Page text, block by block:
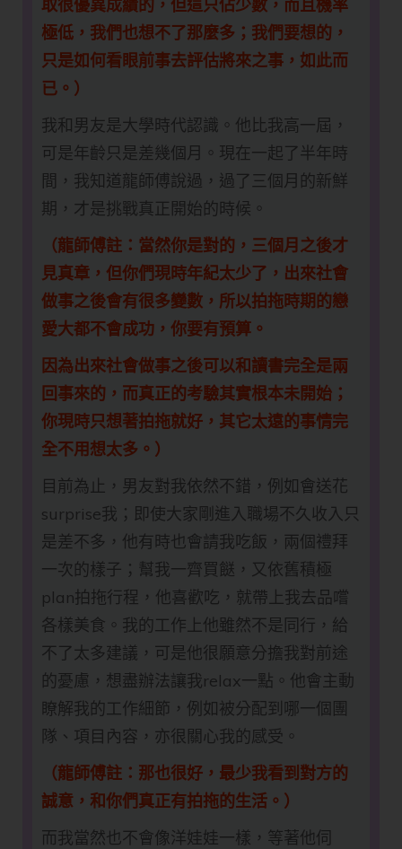
取很優異成績的，但這只佔少數，而且機率
極低，我們也想不了那麼多；我們要想的，
只是如何看眼前事去評估將來之事，如此而
已。）
我和男友是大學時代認識。他比我高一屆，
可是年齡只是差幾個月。現在一起了半年時
間，我知道龍師傅說過，過了三個月的新鮮
期，才是挑戰真正開始的時候。
（龍師傅註：當然你是對的，三個月之後才
見真章，但你們現時年紀太少了，出來社會
做事之後會有很多變數，所以拍拖時期的戀
愛大都不會成功，你要有預算。
因為出來社會做事之後可以和讀書完全是兩
回事來的，而真正的考驗其實根本未開始；
你現時只想著拍拖就好，其它太遠的事情完
全不用想太多。）
目前為止，男友對我依然不錯，例如會送花
surprise我；即使大家剛進入職場不久收入只
是差不多，他有時也會請我吃飯，兩個禮拜
一次的樣子；幫我一齊買餸，又依舊積極
plan拍拖行程，他喜歡吃，就帶上我去品嚐
各樣美食。我的工作上他雖然不是同行，給
不了太多建議，可是他很願意分擔我對前途
的憂慮，想盡辦法讓我relax一點。他會主動
瞭解我的工作細節，例如被分配到哪一個團
隊、項目內容，亦很關心我的感受。
（龍師傅註：那也很好，最少我看到對方的
誠意，和你們真正有拍拖的生活。）
而我當然也不會像洋娃娃一樣，等著他伺